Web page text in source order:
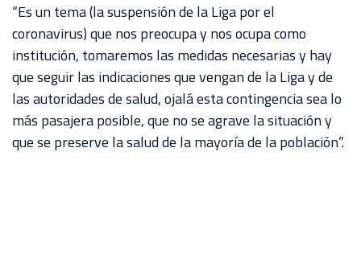
“Es un tema (la suspensión de la Liga por el
coronavirus) que nos preocupa y nos ocupa como
institución, tomaremos las medidas necesarias y hay
que seguir las indicaciones que vengan de la Liga y de
las autoridades de salud, ojalá esta contingencia sea lo
más pasajera posible, que no se agrave la situación y
que se preserve la salud de la mayoría de la población”.